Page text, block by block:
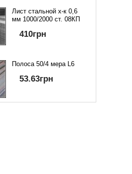
Лист стальной х-к 0,6
мм 1000/2000 ст. 08КП
410грн
Полоса 50/4 мера L6
53.63грн